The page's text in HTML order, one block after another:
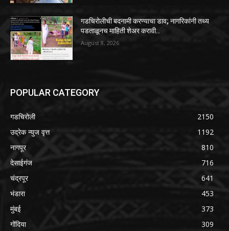
गडचिरोलीची बदनामी करण्याचा डाव; नागरिकांनी तथ्य
पडताळूनच माहिती शेअर करावी..
August 8, 2026
POPULAR CATEGORY
गडचिरोली
2150
उद्रेक न्युज वृत्त
1192
नागपूर
810
देसाईगंज
716
चंद्रपूर
641
भंडारा
453
मुंबई
373
गोंदिया
309